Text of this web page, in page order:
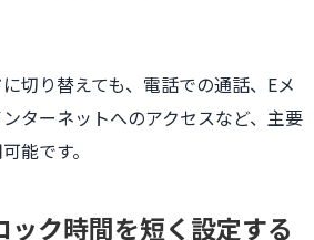
切り替えても、電話での通話、Eメ
ターネットへのアクセスなど、主要
能です。
ック時間を短く設定する